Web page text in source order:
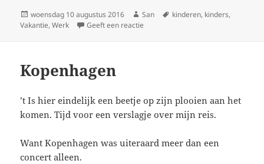
Geplaatst
op
woensdag 10 augustus 2016 Auteur
San Tags
kinderen, kinders,
Vakantie,Werk Geeft een reactie
Kopenhagen
’t Is hier eindelijk een beetje op zijn plooien aan het
komen. Tijd voor een verslagje over mijn reis.
Want Kopenhagen was uiteraard meer dan een
concert alleen.